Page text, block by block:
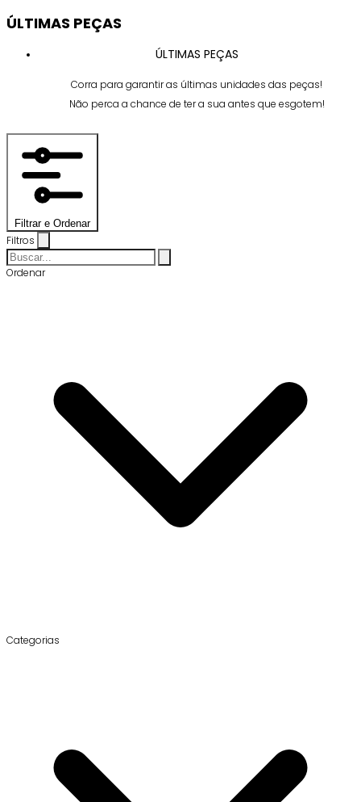
ÚLTIMAS PEÇAS
ÚLTIMAS PEÇAS
Corra para garantir as últimas unidades das peças!
Não perca a chance de ter a sua antes que esgotem!
Filtrar e Ordenar
Filtros
Ordenar
Categorias